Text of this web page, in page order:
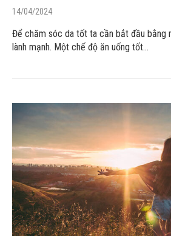
14/04/2024
Để chăm sóc da tốt ta cần bắt đầu bằng
lành mạnh. Một chế độ ăn uống tốt…